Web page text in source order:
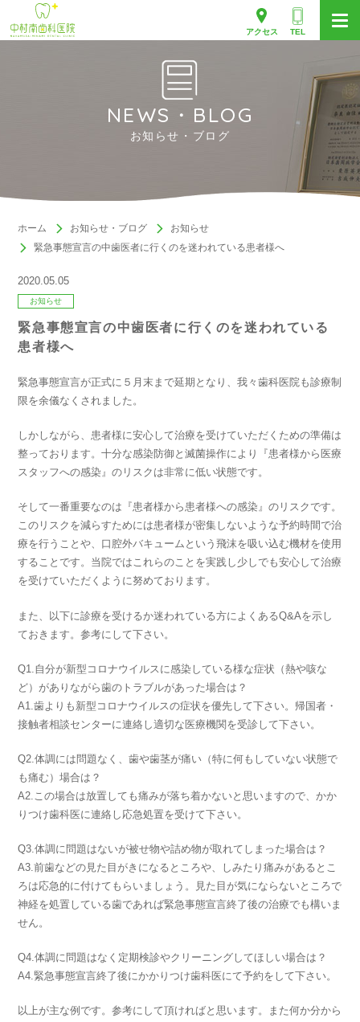
アクセス TEL
NEWS・BLOG
お知らせ・ブログ
ホーム お知らせ・ブログ
お知らせ
緊急事態宣言の中歯医者に行くのを迷われている患者様へ
2020.05.05
お知らせ
緊急事態宣言の中歯医者に行くのを迷われている
患者様へ
緊急事態宣言が正式に５月末まで延期となり、我々歯科医院も診療制
限を余儀なくされました。
しかしながら、患者様に安心して治療を受けていただくための準備は
整っております。十分な感染防御と滅菌操作により『患者様から医療
スタッフへの感染』のリスクは非常に低い状態です。
そして一番重要なのは『患者様から患者様への感染』のリスクです。
このリスクを減らすためには患者様が密集しないような予約時間で治
療を行うことや、口腔外バキュームという飛沫を吸い込む機材を使用
することです。当院ではこれらのことを実践し少しでも安心して治療
を受けていただくように努めております。
また、以下に診療を受けるか迷われている方によくあるQ&Aを示し
ておきます。参考にして下さい。
Q1.自分が新型コロナウイルスに感染している様な症状（熱や咳な
ど）がありながら歯のトラブルがあった場合は？
A1.歯よりも新型コロナウイルスの症状を優先して下さい。帰国者・
接触者相談センターに連絡し適切な医療機関を受診して下さい。
Q2.体調には問題なく、歯や歯茎が痛い（特に何もしていない状態で
も痛む）場合は？
A2.この場合は放置しても痛みが落ち着かないと思いますので、かか
りつけ歯科医に連絡し応急処置を受けて下さい。
Q3.体調に問題はないが被せ物や詰め物が取れてしまった場合は？
A3.前歯などの見た目がきになるところや、しみたり痛みがあるとこ
ろは応急的に付けてもらいましょう。見た目が気にならないところで
神経を処置している歯であれば緊急事態宣言終了後の治療でも構いま
せん。
Q4.体調に問題はなく定期検診やクリーニングしてほしい場合は？
A4.緊急事態宣言終了後にかかりつけ歯科医にて予約をして下さい。
以上が主な例です。参考にして頂ければと思います。また何か分から